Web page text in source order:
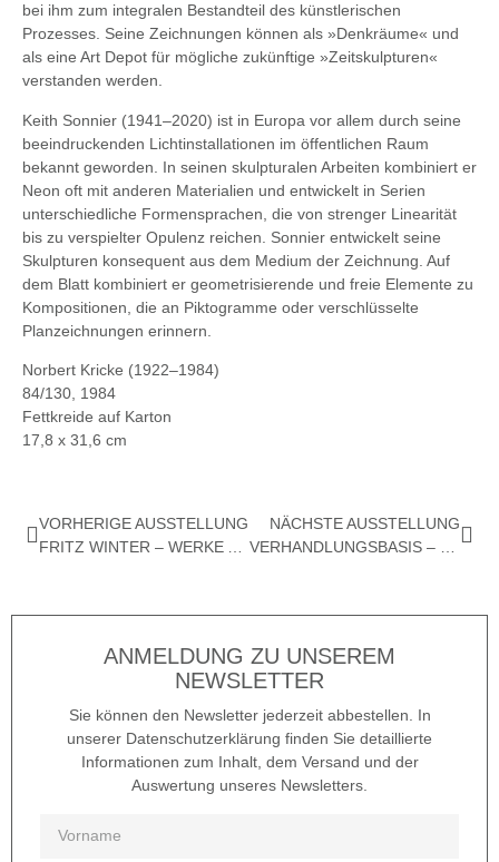
bei ihm zum integralen Bestandteil des künstlerischen
Prozesses. Seine Zeichnungen können als »Denkräume« und
als eine Art Depot für mögliche zukünftige »Zeitskulpturen«
verstanden werden.
Keith Sonnier (1941–2020) ist in Europa vor allem durch seine
beeindruckenden Lichtinstallationen im öffentlichen Raum
bekannt geworden. In seinen skulpturalen Arbeiten kombiniert er
Neon oft mit anderen Materialien und entwickelt in Serien
unterschiedliche Formensprachen, die von strenger Linearität
bis zu verspielter Opulenz reichen. Sonnier entwickelt seine
Skulpturen konsequent aus dem Medium der Zeichnung. Auf
dem Blatt kombiniert er geometrisierende und freie Elemente zu
Kompositionen, die an Piktogramme oder verschlüsselte
Planzeichnungen erinnern.
Norbert Kricke (1922–1984)
84/130, 1984
Fettkreide auf Karton
17,8 x 31,6 cm
VORHERIGE AUSSTELLUNG
FRITZ WINTER – WERKE AUS DREI JAHRZEHNTEN. 1930ER- BIS 1950ER-JAHRE
NÄCHSTE AUSSTELLUNG
VERHANDLUNGSBASIS – DIE ERSTE
ANMELDUNG ZU UNSEREM
NEWSLETTER
Sie können den Newsletter jederzeit abbestellen. In
unserer Datenschutzerklärung finden Sie detaillierte
Informationen zum Inhalt, dem Versand und der
Auswertung unseres Newsletters.